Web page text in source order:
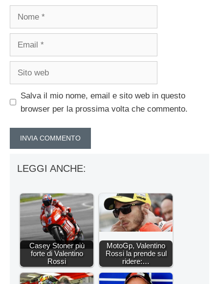
Nome
Email
Sito
Salva il mio nome, email e sito web in questo
browser per la prossima volta che commento.
LEGGI ANCHE:
Casey Stoner più
forte di Valentino
Rossi
MotoGp, Valentino
Rossi la prende sul
ridere:…